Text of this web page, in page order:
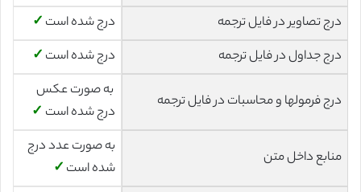
درج تصاویر در فایل ترجمه
درج شده است ✓
درج جداول در فایل ترجمه
درج شده است ✓
درج فرمولها و محاسبات در فایل ترجمه
به صورت عکس
درج شده است ✓
منابع داخل متن
به صورت عدد درج
شده است ✓